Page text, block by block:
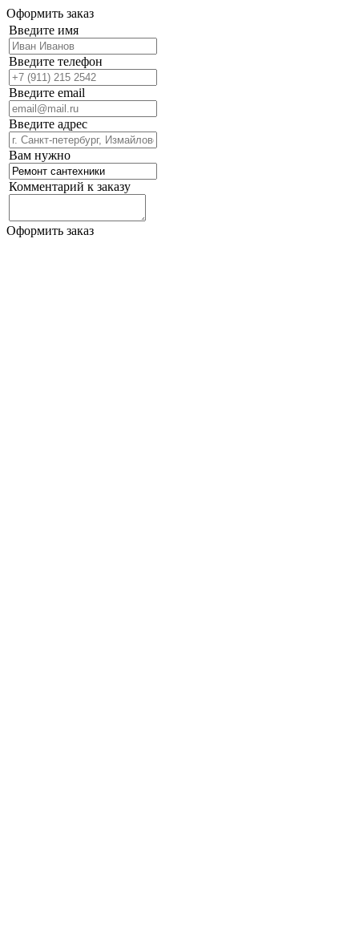
Оформить заказ
Введите имя
Введите телефон
Введите email
Введите адрес
Вам нужно
Комментарий к заказу
Оформить заказ